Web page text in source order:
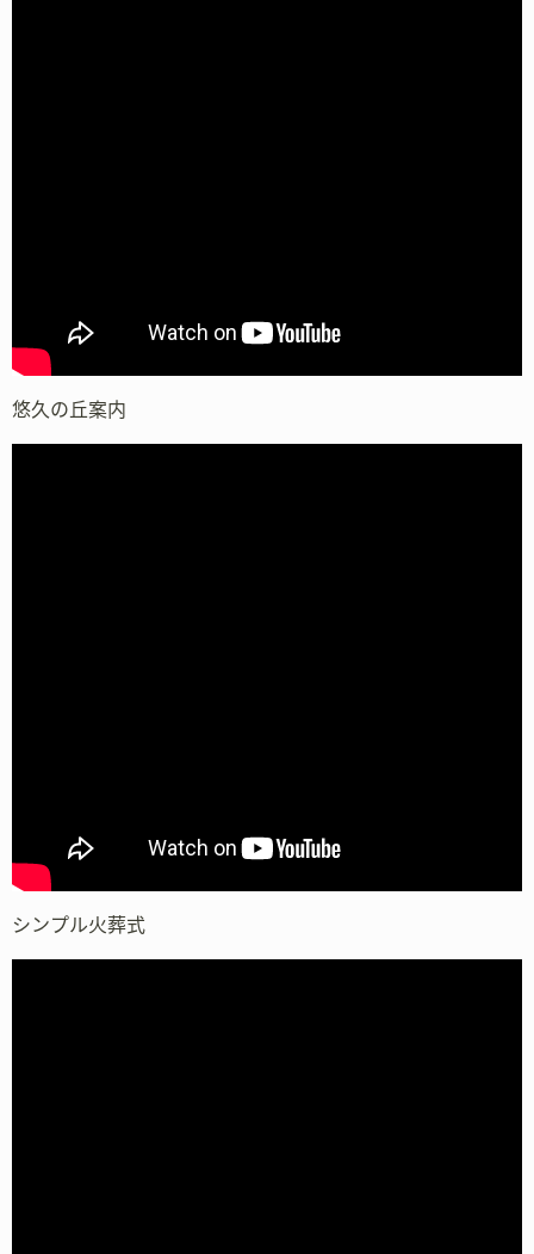
悠久の丘案内
シンプル火葬式